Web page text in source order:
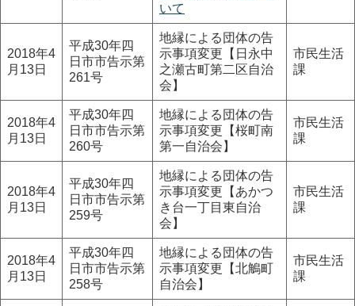
いて
2018年4
月13日
平成30年四
日市市告示第
261号
地縁による団体の告
示事項変更【日永中
之瀬古町第二区自治
会】
市民生活
課
2018年4
月13日
平成30年四
日市市告示第
260号
地縁による団体の告
示事項変更【桜町南
第一自治会】
市民生活
課
2018年4
月13日
平成30年四
日市市告示第
259号
地縁による団体の告
示事項変更【あかつ
き台一丁目東自治
会】
市民生活
課
2018年4
月13日
平成30年四
日市市告示第
258号
地縁による団体の告
示事項変更【北鵤町
自治会】
市民生活
課